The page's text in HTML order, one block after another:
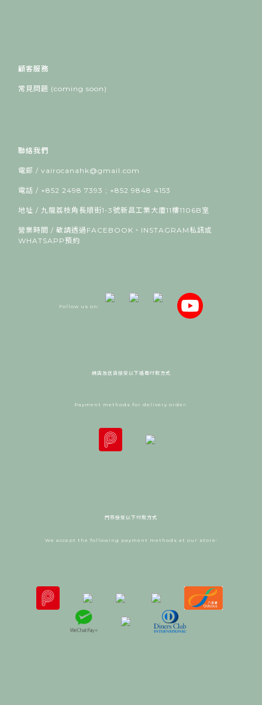
顧客服務
常見問題 (coming soon)
聯絡我們
電郵 / vairocanahk@gmail.com
電話 / +852 2498 7393 ; +852 9848 4153
地址 / 九龍荔枝角長順街1-3號新昌工業大廈11樓1106B室
營業時間 / 敬請透過FACEBOOK、INSTAGRAM私訊或
WHATSAPP預約
Follow us on:
網店及送貨接受以下遙距付款方式
Payment methods for delivery order:
門市接受以下付款方式
We accept the following payment methods at our store: